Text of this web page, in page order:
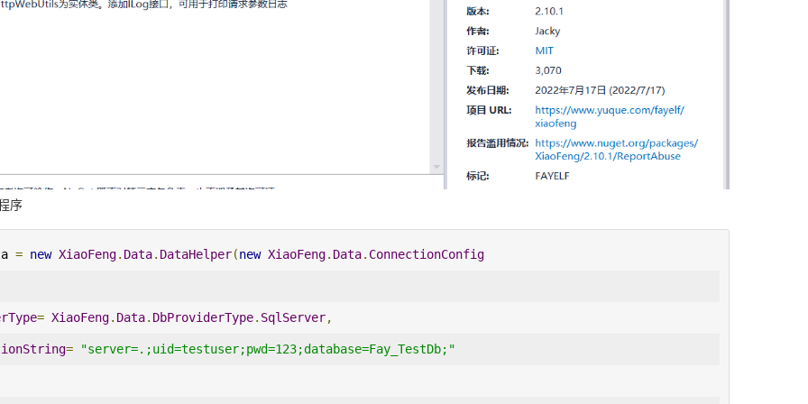
序
= new XiaoFeng. Data. DataHelper(new XiaoFeng. Data. ConnectionConfig
= XiaoFeng. Data. DbProviderType. SqlServer,
= "server=.;uid=testuser;pwd=123;database=Fay_TestDb;"